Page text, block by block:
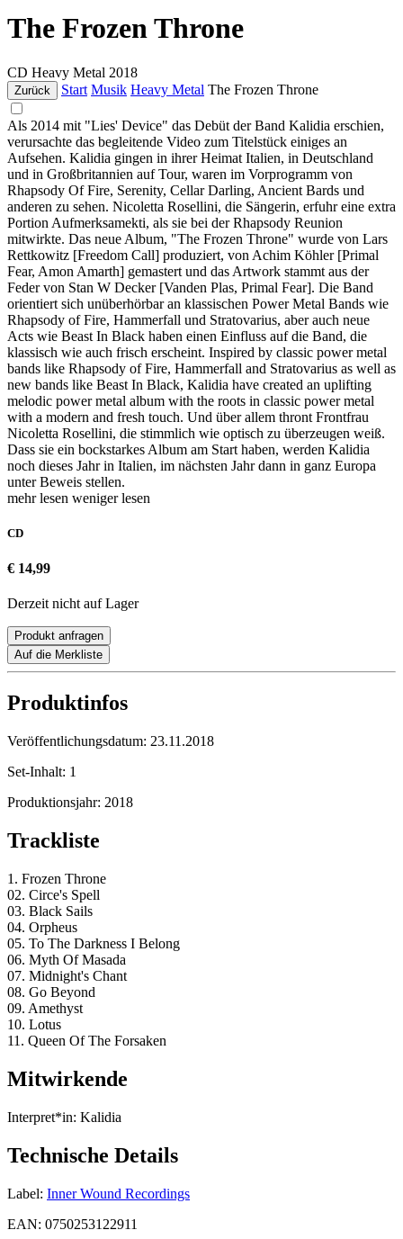
The Frozen Throne
CD Heavy Metal 2018
Zurück Start Musik Heavy Metal The Frozen Throne
Als 2014 mit "Lies' Device" das Debüt der Band Kalidia erschien,
verursachte das begleitende Video zum Titelstück einiges an
Aufsehen. Kalidia gingen in ihrer Heimat Italien, in Deutschland
und in Großbritannien auf Tour, waren im Vorprogramm von
Rhapsody Of Fire, Serenity, Cellar Darling, Ancient Bards und
anderen zu sehen. Nicoletta Rosellini, die Sängerin, erfuhr eine extra
Portion Aufmerksamekti, als sie bei der Rhapsody Reunion
mitwirkte. Das neue Album, "The Frozen Throne" wurde von Lars
Rettkowitz [Freedom Call] produziert, von Achim Köhler [Primal
Fear, Amon Amarth] gemastert und das Artwork stammt aus der
Feder von Stan W Decker [Vanden Plas, Primal Fear]. Die Band
orientiert sich unüberhörbar an klassischen Power Metal Bands wie
Rhapsody of Fire, Hammerfall und Stratovarius, aber auch neue
Acts wie Beast In Black haben einen Einfluss auf die Band, die
klassisch wie auch frisch erscheint. Inspired by classic power metal
bands like Rhapsody of Fire, Hammerfall and Stratovarius as well as
new bands like Beast In Black, Kalidia have created an uplifting
melodic power metal album with the roots in classic power metal
with a modern and fresh touch. Und über allem thront Frontfrau
Nicoletta Rosellini, die stimmlich wie optisch zu überzeugen weiß.
Dass sie ein bockstarkes Album am Start haben, werden Kalidia
noch dieses Jahr in Italien, im nächsten Jahr dann in ganz Europa
unter Beweis stellen.
mehr lesen weniger lesen
CD
€ 14,99
Derzeit nicht auf Lager
Produkt anfragen
Auf die Merkliste
Produktinfos
Veröffentlichungsdatum: 23.11.2018
Set-Inhalt: 1
Produktionsjahr: 2018
Trackliste
1. Frozen Throne
02. Circe's Spell
03. Black Sails
04. Orpheus
05. To The Darkness I Belong
06. Myth Of Masada
07. Midnight's Chant
08. Go Beyond
09. Amethyst
10. Lotus
11. Queen Of The Forsaken
Mitwirkende
Interpret*in: Kalidia
Technische Details
Label: Inner Wound Recordings
EAN: 0750253122911